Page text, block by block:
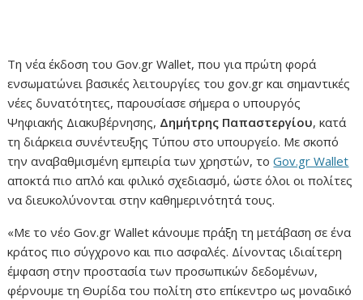
Τη νέα έκδοση του Gov.gr Wallet, που για πρώτη φορά
ενσωματώνει βασικές λειτουργίες του gov.gr και σημαντικές
νέες δυνατότητες, παρουσίασε σήμερα ο υπουργός
Ψηφιακής Διακυβέρνησης, Δημήτρης Παπαστεργίου, κατά
τη διάρκεια συνέντευξης Τύπου στο υπουργείο. Με σκοπό
την αναβαθμισμένη εμπειρία των χρηστών, τοGov.gr Wallet
αποκτά πιο απλό και φιλικό σχεδιασμό, ώστε όλοι οι πολίτες
να διευκολύνονται στην καθημερινότητά τους.
«Με το νέο Gov.gr Wallet κάνουμε πράξη τη μετάβαση σε ένα
κράτος πιο σύγχρονο και πιο ασφαλές. Δίνοντας ιδιαίτερη
έμφαση στην προστασία των προσωπικών δεδομένων,
φέρνουμε τη Θυρίδα του πολίτη στο επίκεντρο ως μοναδικό